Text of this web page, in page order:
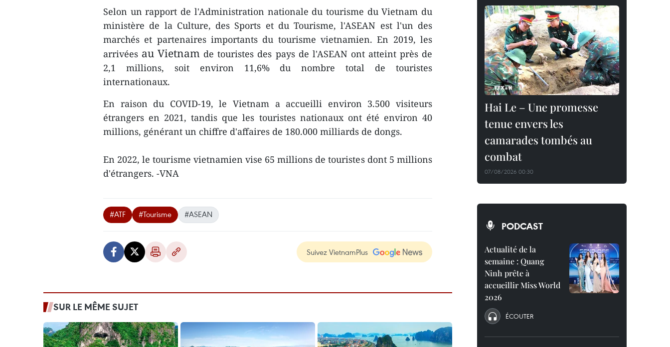
Selon un rapport de l'Administration nationale du tourisme du Vietnam du
ministère de la Culture, des Sports et du Tourisme, l'ASEAN est l'un des
marchés et partenaires importants du tourisme vietnamien. En 2019, les
arrivées au Vietnam de touristes des pays de l'ASEAN ont atteint près de
2,1 millions, soit environ 11,6% du nombre total de touristes
internationaux.
En raison du COVID-19, le Vietnam a accueilli environ 3.500 visiteurs
étrangers en 2021, tandis que les touristes nationaux ont été environ 40
millions, générant un chiffre d'affaires de 180.000 milliards de dongs.
En 2022, le tourisme vietnamien vise 65 millions de touristes dont 5 millions
d'étrangers. -VNA
#ATF #Tourisme #ASEAN
Suivez VietnamPlus
SUR LE MÊME SUJET
Hai Le – Une promesse
tenue envers les
camarades tombés au
combat
07/08/2026 00:30
PODCAST
Actualité de la
semaine : Quang
Ninh prête à
accueillir Miss World
2026
ÉCOUTER